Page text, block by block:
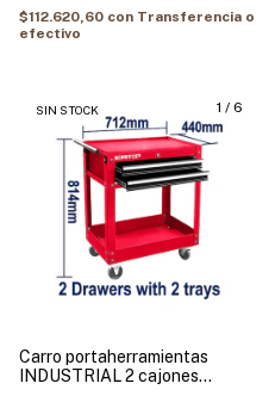
$112.620,60 con Transferencia o
efectivo
1 / 6
SIN STOCK
Carro portaherramientas
INDUSTRIAL 2 cajones